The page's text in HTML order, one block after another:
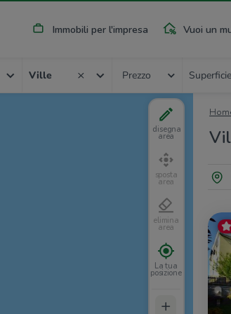
Immobili per l'impresa Vuoi un
Ville Prezzo Superficie
disegna
area
sposta
area
elimina
area
La tua
posizione
+